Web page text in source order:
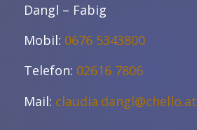
Dangl – Fabig
Mobil: 0676 5343800
Telefon: 02616 7806
Mail: claudia.dangl@chello.at